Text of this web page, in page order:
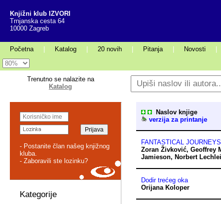
Knjižni klub IZVORI
Trnjanska cesta 64
10000 Zagreb
Početna Katalog 20 novih Pitanja Novosti
Trenutno se nalazite na
Katalog
- Postanite član našeg knjižnog
kluba.
- Zaboravili ste lozinku?
Kategorije
Naslov knjige
verzija za printanje
FANTASTICAL
Zoran Živković,Geoffrey
Jamieson, Norbert
Dodir trećeg oka
Orijana Koloper